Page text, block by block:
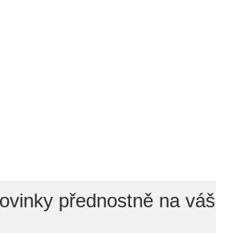
přednostně na váš